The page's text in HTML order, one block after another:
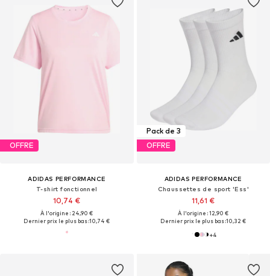
OFFRE
ADIDAS PERFORMANCE
T-shirt fonctionnel
10,74 €
À l'origine : 24,90 €
Dernier prix le plus bas :10,74 €
Pack de 3
OFFRE
ADIDAS PERFORMANCE
Chaussettes de sport 'Ess'
11,61 €
À l'origine : 12,90 €
Dernier prix le plus bas :10,32 €
+4